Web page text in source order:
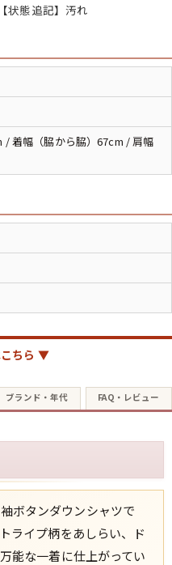
状態追記】汚れ
/ 着幅（脇から脇）67cm / 肩幅
こちら ▼
ブランド・年代 FAQ・レビュー
ボタンダウンシャツで
ライプ柄をあしらい、ド
能な一着に仕上がってい